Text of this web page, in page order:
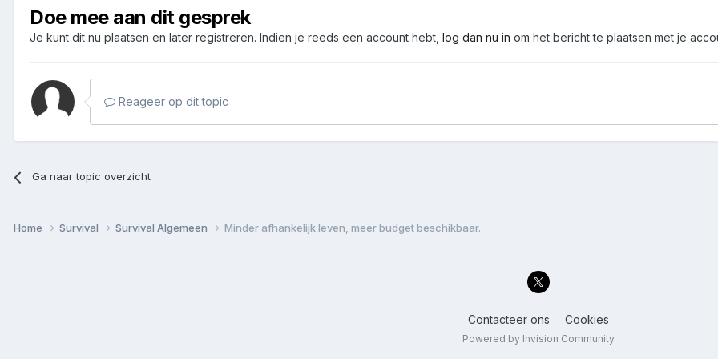
Doe mee aan dit gesprek
Je kunt dit nu plaatsen en later registreren. Indien je reeds een account hebt, log dan nu in om het bericht te plaatsen met je
Reageer op dit topic
Ga naar topic overzicht
Home Survival Survival Algemeen Minder afhankelijk leven, meer budget beschikbaar.
Contacteer ons Cookies
Powered by Invision Community